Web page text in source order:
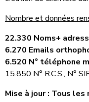
Nombre et données
22.330 Noms+
6.270 Emails
6.520 N° téléphone
15.850 N° R.C.S., N°
Mise à jour : Tous les